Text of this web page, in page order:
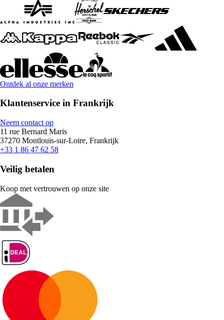
Ontdek al onze merken
Klantenservice in Frankrijk
Neem contact op
11 rue Bernard Maris
37270 Montlouis-sur-Loire, Frankrijk
+33 1 86 47 62 58
Veilig betalen
Koop met vertrouwen op onze site